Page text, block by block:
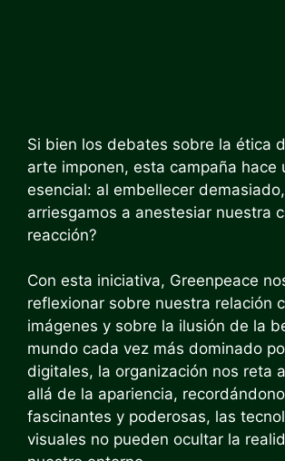
Si bien los debates sobre la ética
arte imponen, esta campaña hace
esencial: al embellecer
arriesgamos a anestesiar nuestra
reacción?
Con esta iniciativa, Greenpeace
reflexionar sobre nuestra relación
imágenes y sobre la ilusión de la
mundo cada vez más dominado
digitales, la organización nos reta
allá de la apariencia,
fascinantes y poderosas, las
visuales no pueden ocultar la